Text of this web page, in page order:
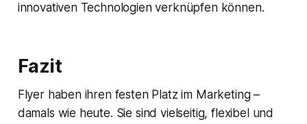
innovativen Technologien verknüpfen können.
Fazit
Flyer haben ihren festen Platz im Marketing –
damals wie heute. Sie sind vielseitig, flexibel und